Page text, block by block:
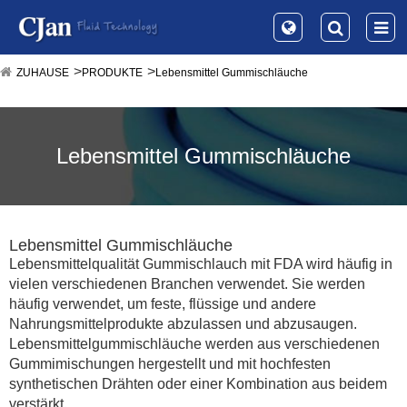
ZUHAUSE PRODUKTE Lebensmittel Gummischläuche
Lebensmittel Gummischläuche
Lebensmittel Gummischläuche
Lebensmittelqualität Gummischlauch mit FDA wird häufig in
vielen verschiedenen Branchen verwendet. Sie werden
häufig verwendet, um feste, flüssige und andere
Nahrungsmittelprodukte abzulassen und abzusaugen.
Lebensmittelgummischläuche werden aus verschiedenen
Gummimischungen hergestellt und mit hochfesten
synthetischen Drähten oder einer Kombination aus beidem
verstärkt.